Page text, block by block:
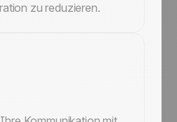
zu reduzieren.